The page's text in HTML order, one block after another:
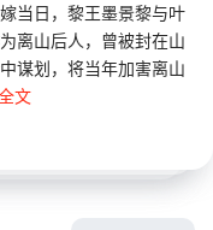
当日，黎王墨景黎与叶
离山后人，曾被封在山
谋划，将当年加害离山
文